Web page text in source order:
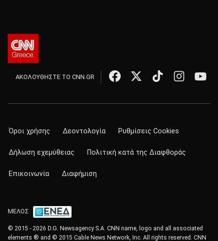
ΑΚΟΛΟΥΘΗΣΤΕ ΤΟ CNN.GR
Όροι χρήσης Δεοντολογία Ρυθμίσεις Cookies
Δήλωση εχεμύθειας Πολιτική κατά της Διαφθοράς
Επικοινωνία Διαφήμιση
ΜΕΛΟΣ
© 2015 - 2026 D.G. Newsagency S.A. CNN name, logo and all associated
elements ® and © 2015 Cable News Network, Inc. All rights reserved. CNN